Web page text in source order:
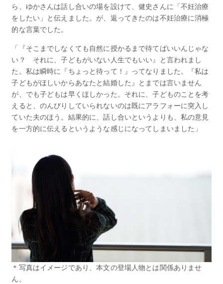
ら、ゆかさんは話し合いの場を設けて、健史さんに「不妊治療
をしたい」と伝えました。が、返ってきたのは不妊治療に消極
的な言葉でした。
「『そこまでしなくても自然に授かるまで待てばいいんじゃな
い？ それに、子どもがいない人生でもいい』と言われまし
た。私は瞬時に『ちょっと待って！』ってなりました。『私は
子どもがほしいからあなたと結婚した』とまでは言いません
が、でも子どもは早くほしかった。それに、子どものことを考
えると、のんびりしていられないのは既にアラフォーに突入し
ていた夫のほう。結果的に、話し合いというよりも、私の意見
を一方的に伝えるというような感じになってしまいました」
＊写真はイメージであり、本文の登場人物とは関係ありませ
ん。